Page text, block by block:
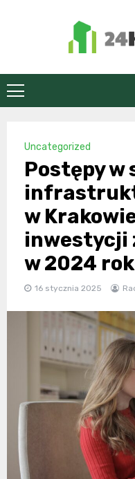
Uncategorized
Postępy w
w
inwestycji
w 2024
16 stycznia 2025